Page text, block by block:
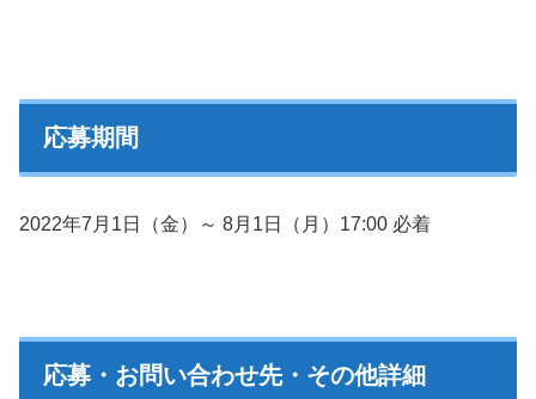
応募期間
2022年7月1日（金）～ 8月1日（月）17:00 必着
応募・お問い合わせ先・その他詳細